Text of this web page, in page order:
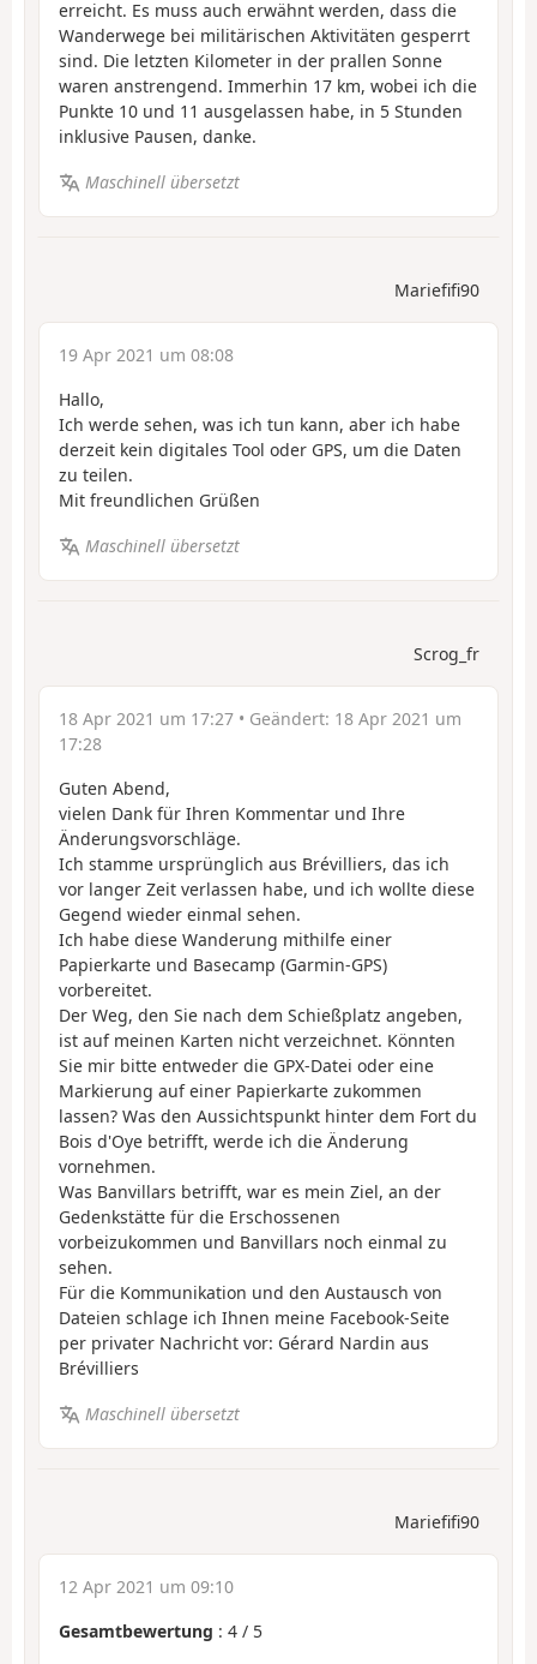
erreicht. Es muss auch erwähnt werden, dass die
Wanderwege bei militärischen Aktivitäten gesperrt
sind. Die letzten Kilometer in der prallen Sonne
waren anstrengend. Immerhin 17 km, wobei ich die
Punkte 10 und 11 ausgelassen habe, in 5 Stunden
inklusive Pausen, danke.
Maschinell übersetzt
Mariefifi90
19 Apr 2021 um 08:08
Hallo,
Ich werde sehen, was ich tun kann, aber ich habe
derzeit kein digitales Tool oder GPS, um die Daten
zu teilen.
Mit freundlichen Grüßen
Maschinell übersetzt
Scrog_fr
18 Apr 2021 um 17:27 • Geändert: 18 Apr 2021 um
17:28
Guten Abend,
vielen Dank für Ihren Kommentar und Ihre
Änderungsvorschläge.
Ich stamme ursprünglich aus Brévilliers, das ich
vor langer Zeit verlassen habe, und ich wollte diese
Gegend wieder einmal sehen.
Ich habe diese Wanderung mithilfe einer
Papierkarte und Basecamp (Garmin-GPS)
vorbereitet.
Der Weg, den Sie nach dem Schießplatz angeben,
ist auf meinen Karten nicht verzeichnet. Könnten
Sie mir bitte entweder die GPX-Datei oder eine
Markierung auf einer Papierkarte zukommen
lassen? Was den Aussichtspunkt hinter dem Fort du
Bois d'Oye betrifft, werde ich die Änderung
vornehmen.
Was Banvillars betrifft, war es mein Ziel, an der
Gedenkstätte für die Erschossenen
vorbeizukommen und Banvillars noch einmal zu
sehen.
Für die Kommunikation und den Austausch von
Dateien schlage ich Ihnen meine Facebook-Seite
per privater Nachricht vor: Gérard Nardin aus
Brévilliers
Maschinell übersetzt
Mariefifi90
12 Apr 2021 um 09:10
Gesamtbewertung : 4 / 5